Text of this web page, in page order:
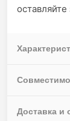
Доставка и